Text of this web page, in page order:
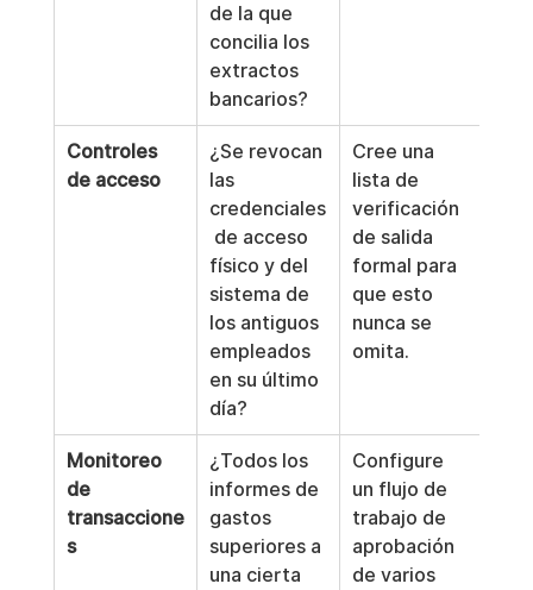
de la que
concilia los
extractos
bancarios?
Controles
de acceso
¿Se revocan
las
credenciales
de acceso
físico y del
sistema de
los antiguos
empleados
en su último
día?
Cree una
lista de
verificación
de salida
formal para
que esto
nunca se
omita.
Monitoreo
de
transaccione
s
¿Todos los
informes de
gastos
superiores a
una cierta
Configure
un flujo de
trabajo de
aprobación
de varios